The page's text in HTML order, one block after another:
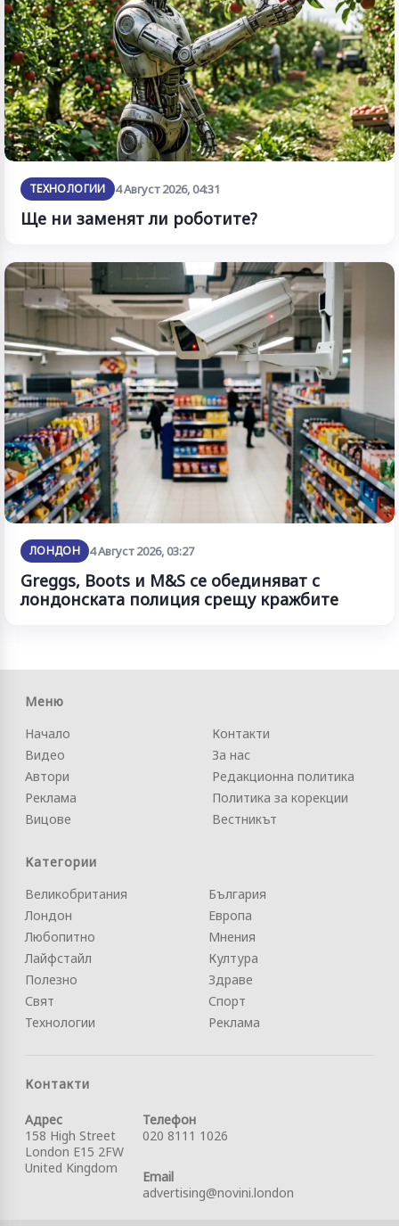
ТЕХНОЛОГИИ 4 Август 2026, 04:31
Ще ни заменят ли роботите?
ЛОНДОН 4 Август 2026, 03:27
Greggs, Boots и M&S се обединяват с
лондонската полиция срещу кражбите
Меню
Начало
Видео
Автори
Реклама
Вицове
Контакти
За нас
Редакционна политика
Политика за корекции
Вестникът
Категории
Великобритания
Лондон
Любопитно
Лайфстайл
Полезно
Свят
Технологии
България
Европа
Мнения
Култура
Здраве
Спорт
Реклама
Контакти
Адрес
158 High Street
London E15 2FW
United Kingdom
Телефон
020 8111 1026
Email
advertising@novini.london